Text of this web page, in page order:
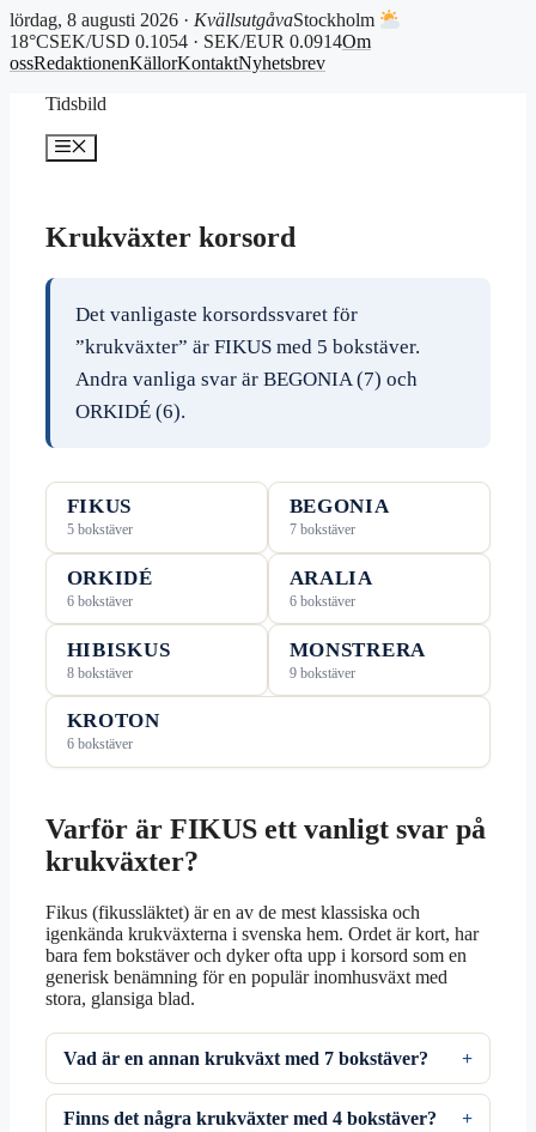
lördag, 8 augusti 2026 · KvällsutgåvaStockholm
18°CSEK/USD 0.1054 · SEK/EUR 0.0914Om
ossRedaktionenKällorKontaktNyhetsbrev
Tidsbild
Meny
Krukväxter korsord
Det vanligaste korsordssvaret för
”krukväxter” är FIKUS med 5 bokstäver.
Andra vanliga svar är BEGONIA (7) och
ORKIDÉ (6).
FIKUS
5 bokstäver
BEGONIA
7 bokstäver
ORKIDÉ
6 bokstäver
ARALIA
6 bokstäver
HIBISKUS
8 bokstäver
MONSTRERA
9 bokstäver
KROTON
6 bokstäver
Varför är FIKUS ett vanligt svar på
krukväxter?
Fikus (fikussläktet) är en av de mest klassiska och
igenkända krukväxterna i svenska hem. Ordet är kort, har
bara fem bokstäver och dyker ofta upp i korsord som en
generisk benämning för en populär inomhusväxt med
stora, glansiga blad.
Vad är en annan krukväxt med 7 bokstäver?
Finns det några krukväxter med 4 bokstäver?